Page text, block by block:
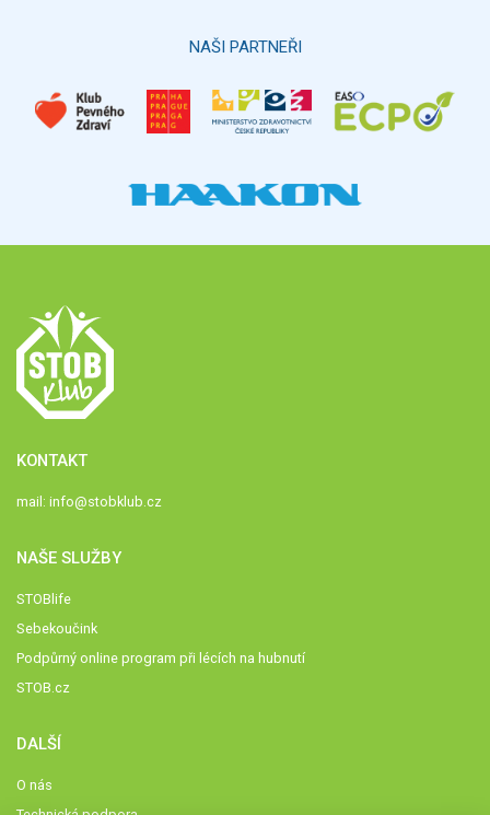
NAŠI PARTNEŘI
KONTAKT
mail: info@stobklub.cz
NAŠE SLUŽBY
STOBlife
Sebekoučink
Podpůrný online program při lécích na hubnutí
STOB.cz
DALŠÍ
O nás